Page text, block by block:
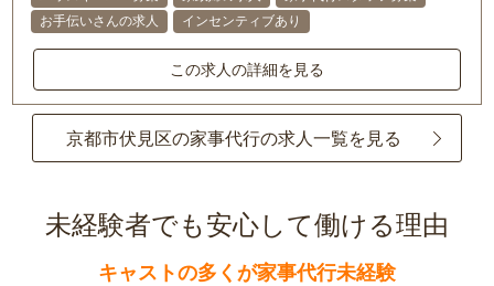
お手伝いさんの求人
インセンティブあり
この求人の詳細を見る
京都市伏見区の家事代行の求人一覧を見る
未経験者でも安心して働ける理由
キャストの多くが家事代行未経験